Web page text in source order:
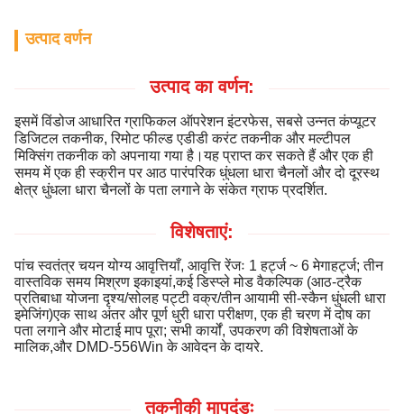
उत्पाद वर्णन
उत्पाद का वर्णन:
इसमें विंडोज आधारित ग्राफिकल ऑपरेशन इंटरफेस, सबसे उन्नत कंप्यूटर
डिजिटल तकनीक, रिमोट फील्ड एडीडी करंट तकनीक और मल्टीपल
मिक्सिंग तकनीक को अपनाया गया है।यह प्राप्त कर सकते हैं और एक ही
समय में एक ही स्क्रीन पर आठ पारंपरिक धुंधला धारा चैनलों और दो दूरस्थ
क्षेत्र धुंधला धारा चैनलों के पता लगाने के संकेत ग्राफ प्रदर्शित.
विशेषताएं:
पांच स्वतंत्र चयन योग्य आवृत्तियाँ, आवृत्ति रेंजः 1 हर्ट्ज ~ 6 मेगाहर्ट्ज; तीन
वास्तविक समय मिश्रण इकाइयां,कई डिस्प्ले मोड वैकल्पिक (आठ-ट्रैक
प्रतिबाधा योजना दृश्य/सोलह पट्टी वक्र/तीन आयामी सी-स्कैन धुंधली धारा
इमेजिंग)एक साथ अंतर और पूर्ण धुरी धारा परीक्षण, एक ही चरण में दोष का
पता लगाने और मोटाई माप पूरा; सभी कार्यों, उपकरण की विशेषताओं के
मालिक,और DMD-556Win के आवेदन के दायरे.
तकनीकी मापदंडः